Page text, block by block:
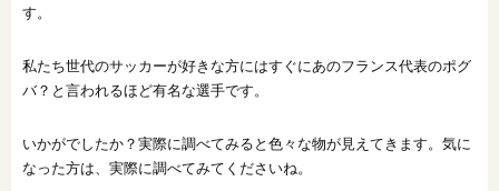
す。
私たち世代のサッカーが好きな方にはすぐにあのフランス代表のポグ
バ？と言われるほど有名な選手です。
いかがでしたか？実際に調べてみると色々な物が見えてきます。気に
なった方は、実際に調べてみてくださいね。